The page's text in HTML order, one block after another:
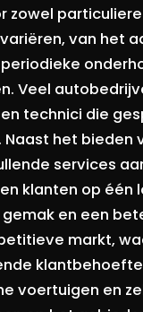
zowel
van het
Veel
technici die
het bieden
services
klanten op één
en een
markt,
voertuigen en